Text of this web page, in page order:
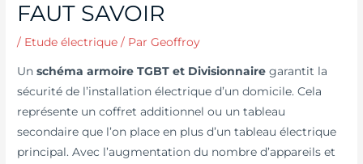
FAUT SAVOIR
/ Etude électrique / ParGeoffroy
Unschéma armoire TGBT et Divisionnaire garantit la
sécurité de l’installation électrique d’un domicile. Cela
représente un coffret additionnel ou un tableau
secondaire que l’on place en plus d’un tableau électrique
principal. Avec l’augmentation du nombre d’appareils et